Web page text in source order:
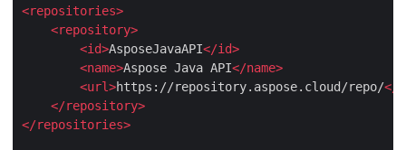
<repositories
<repository
<id>AsposeJavaAPI</id
<name>Aspose Java API</name
<url>https://repository.aspose.cloud/repo/
</repository
</repositories